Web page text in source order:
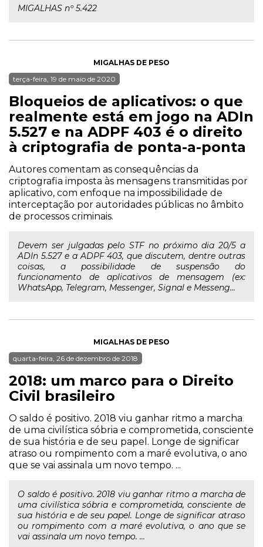
MIGALHAS nº 5.422
MIGALHAS DE PESO
terça-feira, 19 de maio de 2020
Bloqueios de aplicativos: o que
realmente está em jogo na ADIn
5.527 e na ADPF 403 é o direito
à criptografia de ponta-a-ponta
Autores comentam as consequências da
criptografia imposta às mensagens transmitidas por
aplicativo, com enfoque na impossibilidade de
interceptação por autoridades públicas no âmbito
de processos criminais.
Devem ser julgadas pelo STF no próximo dia 20/5 a
ADIn 5.527 e a ADPF 403, que discutem, dentre outras
coisas, a possibilidade de suspensão do
funcionamento de aplicativos de mensagem (ex:
WhatsApp, Telegram, Messenger, Signal e Messeng...
MIGALHAS DE PESO
quarta-feira, 26 de dezembro de 2018
2018: um marco para o Direito
Civil brasileiro
O saldo é positivo. 2018 viu ganhar ritmo a marcha
de uma civilística sóbria e comprometida, consciente
de sua história e de seu papel. Longe de significar
atraso ou rompimento com a maré evolutiva, o ano
que se vai assinala um novo tempo. ...
O saldo é positivo. 2018 viu ganhar ritmo a marcha de
uma civilística sóbria e comprometida, consciente de
sua história e de seu papel. Longe de significar atraso
ou rompimento com a maré evolutiva, o ano que se
vai assinala um novo tempo. ...